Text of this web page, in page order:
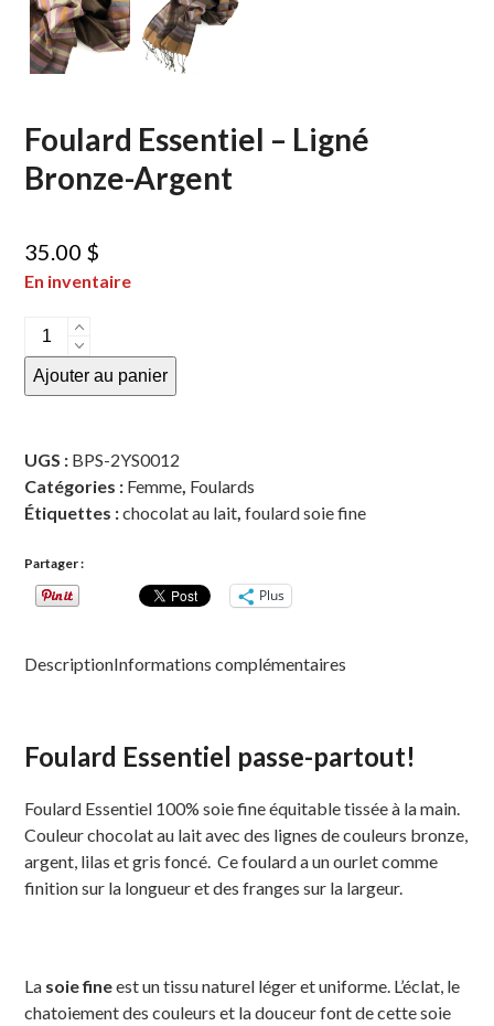
Foulard Essentiel – Ligné
Bronze-Argent
35.00 $
En inventaire
quantité
de
Foulard
Ligné
Bronze-
Argent
Ajouter au panier
UGS : BPS-2YS0012
Catégories : Femme, Foulards
Étiquettes :chocolat au lait,foulard soie fine
Partager :
Plus
DescriptionInformations complémentaires
Foulard Essentiel passe-partout!
Foulard Essentiel 100% soie fine équitable tissée à la main.
Couleur chocolat au lait avec des lignes de couleurs bronze,
argent, lilas et gris foncé. Ce foulard a un ourlet comme
finition sur la longueur et des franges sur la largeur.
La soie fineest un tissu naturel léger et uniforme. L’éclat, le
chatoiement des couleurs et la douceur font de cette soie